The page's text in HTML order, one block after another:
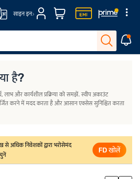
साइन इन
है?
लाभ और कार्यशील प्रक्रिया को समझें. स्वीप अकाउंट
करने में मदद करता है और आसान एक्सेस सुनिश्चित करता
से अधिक निवेशकों द्वारा भरोसेमंद
FD खोलें